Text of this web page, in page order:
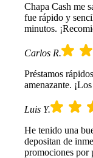
Chapa Cash me
fue rápido y
minutos.
Carlos R.
Préstamos
amenazante.
Luis Y.
He tenido una
depositan de
promociones por